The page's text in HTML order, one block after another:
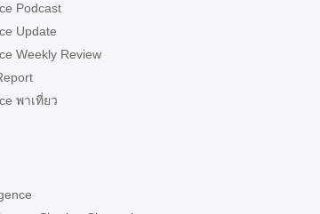
Podcast
Update
Weekly Review
พาเที่ยว